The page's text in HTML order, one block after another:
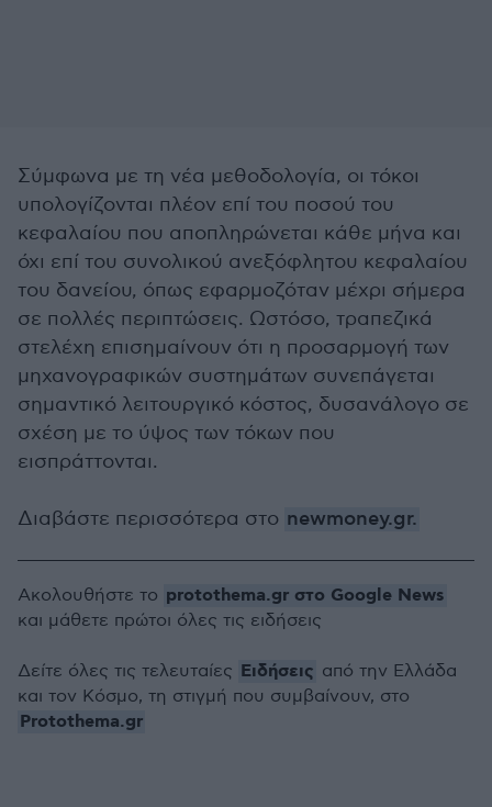
Σύμφωνα με τη νέα μεθοδολογία, οι τόκοι
υπολογίζονται πλέον επί του ποσού του
κεφαλαίου που αποπληρώνεται κάθε μήνα και
όχι επί του συνολικού ανεξόφλητου κεφαλαίου
του δανείου, όπως εφαρμοζόταν μέχρι σήμερα
σε πολλές περιπτώσεις. Ωστόσο, τραπεζικά
στελέχη επισημαίνουν ότι η προσαρμογή των
μηχανογραφικών συστημάτων συνεπάγεται
σημαντικό λειτουργικό κόστος, δυσανάλογο σε
σχέση με το ύψος των τόκων που
εισπράττονται.
Διαβάστε περισσότερα στο newmoney.gr.
Ακολουθήστε το protothema.gr στο Google News
και μάθετε πρώτοι όλες τις ειδήσεις
Δείτε όλες τις τελευταίες Ειδήσεις από την Ελλάδα
και τον Κόσμο, τη στιγμή που συμβαίνουν, στο
Protothema.gr